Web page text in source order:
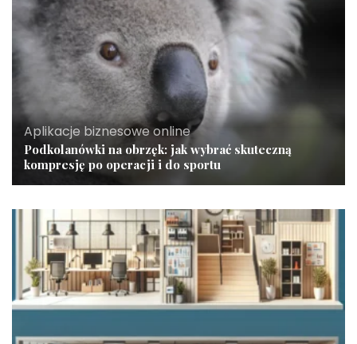
Aplikacje biznesowe online
Podkolanówki na obrzęk: jak wybrać skuteczną
kompresję po operacji i do sportu